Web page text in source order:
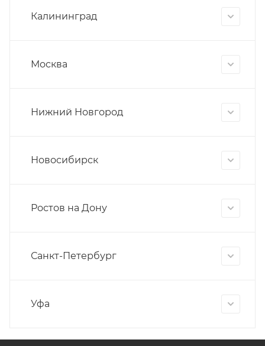
Калининград
Москва
Нижний Новгород
Новосибирск
Ростов на Дону
Санкт-Петербург
Уфа